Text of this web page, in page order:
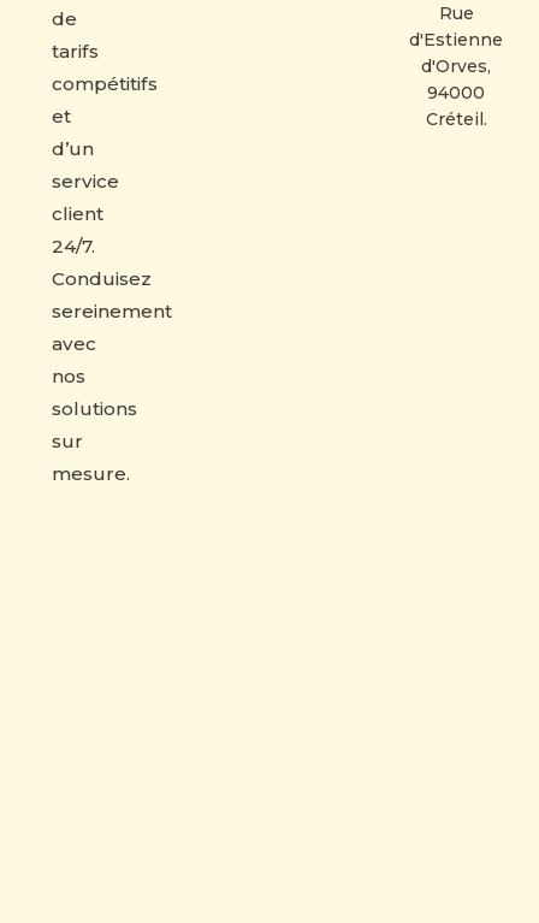
de
tarifs
compétitifs
et
d’un
service
client
24/7.
Conduisez
sereinement
avec
nos
solutions
sur
mesure.
Rue
d'Estienne
d'Orves,
94000
Créteil.